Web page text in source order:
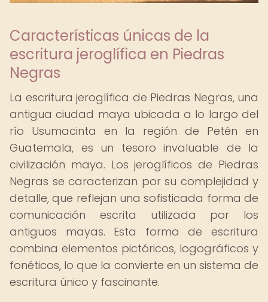
Características únicas de la
escritura jeroglífica en Piedras
Negras
La escritura jeroglífica de Piedras Negras, una
antigua ciudad maya ubicada a lo largo del
río Usumacinta en la región de Petén en
Guatemala, es un tesoro invaluable de la
civilización maya. Los jeroglíficos de Piedras
Negras se caracterizan por su complejidad y
detalle, que reflejan una sofisticada forma de
comunicación escrita utilizada por los
antiguos mayas. Esta forma de escritura
combina elementos pictóricos, logográficos y
fonéticos, lo que la convierte en un sistema de
escritura único y fascinante.